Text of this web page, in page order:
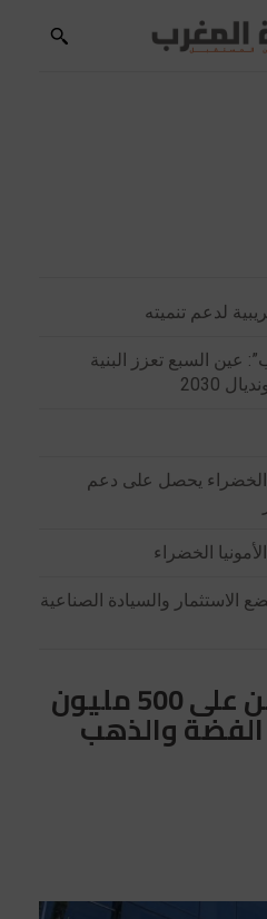
لدعم تنميته
عين السبع تعزز البنية
2030
الخضراء يحصل على دعم
الخضراء
الحكومة تضع الاستثمار والسيادة الصناعية
شركة كندية تراهن على 500 مليون
الفضة والذهب